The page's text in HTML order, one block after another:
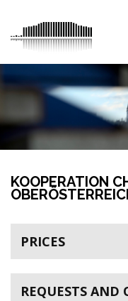
KOOPERATION
PRICES
REQUESTS AND